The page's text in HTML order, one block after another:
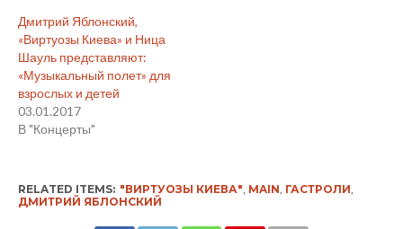
Дмитрий Яблонский,
«Виртуозы Киева» и Ница
Шауль представляют:
«Музыкальный полет» для
взрослых и детей
03.01.2017
В "Концерты"
RELATED ITEMS: "ВИРТУОЗЫ КИЕВА", MAIN, ГАСТРОЛИ,
ДМИТРИЙ ЯБЛОНСКИЙ